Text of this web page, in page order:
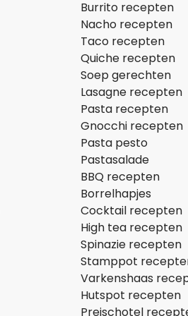
Burrito recepten
Nacho recepten
Taco recepten
Quiche recepten
Soep gerechten
Lasagne recepten
Pasta recepten
Gnocchi recepten
Pasta pesto
Pastasalade
BBQ recepten
Borrelhapjes
Cocktail recepten
High tea recepten
Spinazie recepten
Stamppot
Varkenshaas
Hutspot recepten
Preischotel